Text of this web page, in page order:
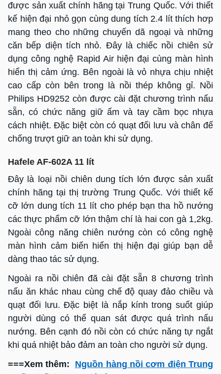
được sản xuất chính hãng tại Trung Quốc. Với thiết
kế hiện đại nhỏ gọn cùng dung tích 2.4 lít thích hơp
mang theo cho những chuyến dã ngoại và những
căn bếp diện tích nhỏ. Đây là chiếc nồi chiên sử
dụng công nghệ Rapid Air hiện đại cùng màn hình
hiển thị cảm ứng. Bên ngoài là vỏ nhựa chịu nhiệt
cao cấp còn bên trong là nồi thép không gỉ. Nồi
Philips HD9252 còn được cài đặt chương trình nấu
sẵn, có chức năng giữ ấm và tay cầm bọc nhựa
cách nhiệt. Đặc biệt còn có quạt đối lưu và chân đế
chống trượt giữ an toàn khi sử dụng.
Hafele AF-602A 11 lít
Đây là loại nồi chiên dung tích lớn được sản xuất
chính hãng tại thị trường Trung Quốc. Với thiết kế
cỡ lớn dung tích 11 lít cho phép bạn tha hồ nướng
các thực phẩm cỡ lớn thậm chí là hai con gà 1,2kg.
Ngoài công năng chiên nướng còn có công nghệ
màn hình cảm biến hiển thị hiện đại giúp bạn dễ
dàng thao tác sử dụng.
Ngoài ra nồi chiên đã cài đặt sẵn 8 chương trình
nấu ăn khác nhau cùng chế độ quay đảo chiều và
quạt đối lưu. Đặc biệt là nắp kính trong suốt giúp
người dùng có thể quan sát được quá trình nấu
nướng. Bên cạnh đó nồi còn có chức năng tự ngắt
khi quá nhiệt bảo đảm an toàn cho người sử dụng.
===Xem thêm: Nguồn hàng nồi cơm điện Trung